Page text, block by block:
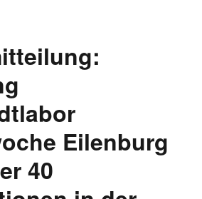
Eilenburg
40